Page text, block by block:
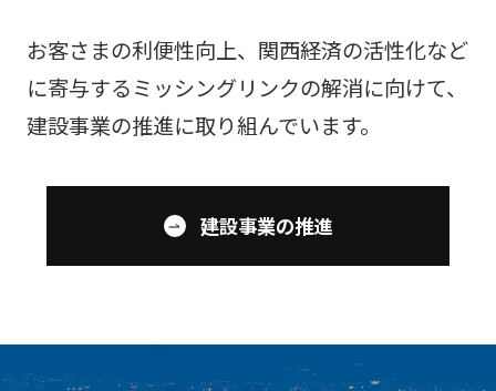
お客さまの利便性向上、関西経済の活性化など
に寄与するミッシングリンクの解消に向けて、
建設事業の推進に取り組んでいます。
建設事業の推進